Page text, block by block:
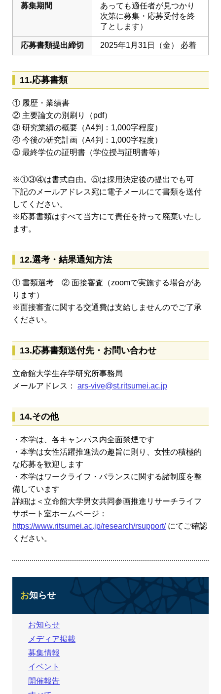
募集期間
あっても適任者が見つかり
次第に募集・応募受付を終
了とします）
応募書類提出締切 2025年1月31日（金） 必着
11.応募書類
① 履歴・業績書
② 主要論文の別刷り（pdf）
③ 研究業績の概要（A4判：1,000字程度）
④ 今後の研究計画（A4判：1,000字程度）
⑤ 最終学位の証明書（学位授与証明書等）
※①③④は書式自由。⑤は採用決定後の提出でも可
下記のメールアドレス宛に電子メールにて書類を送付
してください。
※応募書類はすべて当方にて責任を持って廃棄いたし
ます。
12.選考・結果通知方法
① 書類選考 ② 面接審査（zoomで実施する場合があ
ります）
※面接審査に関する交通費は支給しませんのでご了承
ください。
13.応募書類送付先・お問い合わせ
立命館大学生存学研究所事務局
メールアドレス： ars-vive@st.ritsumei.ac.jp
14.その他
・本学は、各キャンパス内全面禁煙です
・本学は女性活躍推進法の趣旨に則り、女性の積極的
な応募を歓迎します
・本学はワークライフ・バランスに関する諸制度を整
備しています
詳細は＜立命館大学男女共同参画推進リサーチライフ
サポート室ホームページ：
https://www.ritsumei.ac.jp/research/rsupport/にてご確認
ください。
お知らせ
お知らせ
メディア掲載
募集情報
イベント
開催報告